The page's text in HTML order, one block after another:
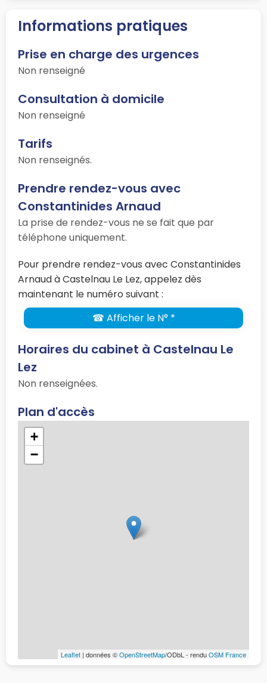
Informations pratiques
Prise en charge des urgences
Non renseigné
Consultation à domicile
Non renseigné
Tarifs
Non renseignés.
Prendre rendez-vous avec
Constantinides Arnaud
La prise de rendez-vous ne se fait que par
téléphone uniquement.
Pour prendre rendez-vous avec Constantinides
Arnaud à Castelnau Le Lez, appelez dès
maintenant le numéro suivant :
☎ Afficher le N° *
Horaires du cabinet à Castelnau Le
Lez
Non renseignées.
Plan d'accès
+
−
Leaflet | données ©OpenStreetMap/ODbL - renduOSM France